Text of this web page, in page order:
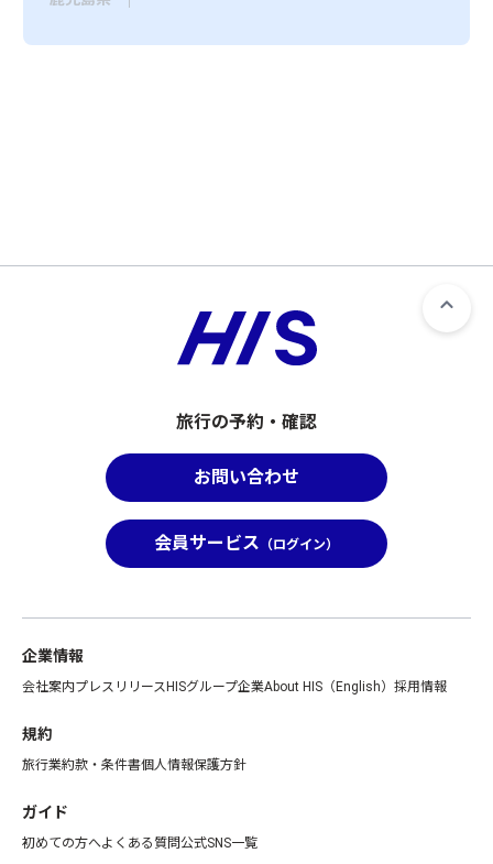
旅行の予約・確認
お問い合わせ
会員サービス （ログイン）
企業情報
会社案内プレスリリースHISグループ企業About HIS（English） 採用情報
規約
旅行業約款・条件書個人情報保護方針
ガイド
初めての方へよくある質問公式SNS一覧